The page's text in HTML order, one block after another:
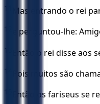
11 Mas entrando o rei
12 e perguntou-lhe:
13 Então o rei disse
14 Pois muitos são
15 Então os fariseus se